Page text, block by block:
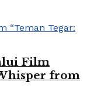
Film
from